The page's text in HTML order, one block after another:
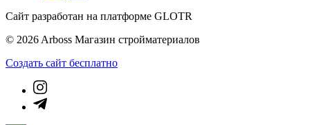
Сайт разработан на платформе GLOTR
© 2026 Arboss Магазин стройматериалов
Создать cайт бесплатно